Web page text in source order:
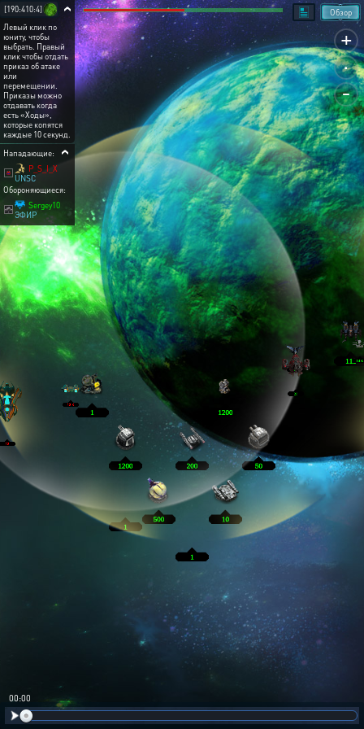
+
.
-
Обзор
[190:410:4]
Левый клик по
юниту, чтобы
выбрать. Правый
клик чтобы отдать
приказ об атаке
или
перемещении.
Приказы можно
отдавать когда
есть «Ходы»,
которые копятся
каждые 10 секунд.
Нападающие:
P_S_I_X
UNSC
Обороняющиеся:
Sergey10
ЭФИР
00:01